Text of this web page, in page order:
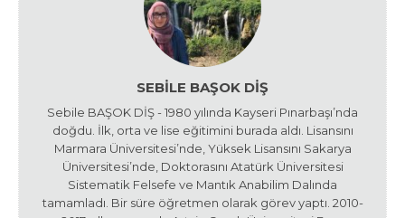
SEBILE BAŞOK DIŞ
Sebile BAŞOK DİŞ - 1980 yılında Kayseri Pınarbaşı’nda
doğdu. İlk, orta ve lise eğitimini burada aldı. Lisansını
Marmara Üniversitesi’nde, Yüksek Lisansını Sakarya
Üniversitesi’nde, Doktorasını Atatürk Üniversitesi
Sistematik Felsefe ve Mantık Anabilim Dalında
tamamladı. Bir süre öğretmen olarak görev yaptı. 2010-